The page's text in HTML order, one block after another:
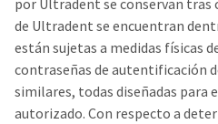
por Ultradent se conservan tras
de Ultradent se encuentran
están sujetas a medidas físicas
contraseñas de autentificación
similares, todas diseñadas para
autorizado. Con respecto a